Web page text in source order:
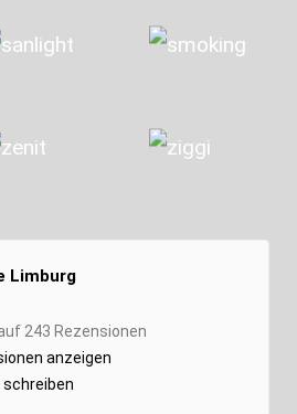
Limburg
243 Rezensionen
anzeigen